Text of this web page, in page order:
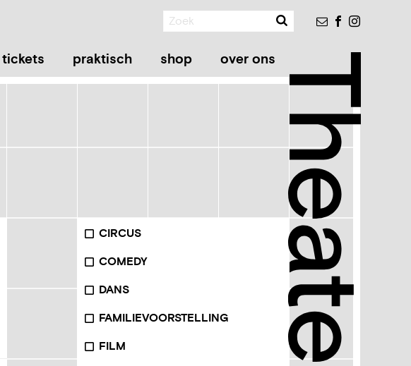
Nieuwsbrief
Facebook
Instagram
Zoeken
Theater
tickets praktisch shop over ons
Verfijn
of
wijzig
resultaten
Categorieën
CIRCUS
COMEDY
DANS
FAMILIEVOORSTELLING
FILM